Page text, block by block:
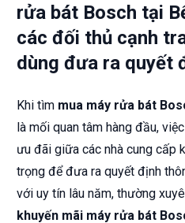
rửa bát Bosch tại
các đối thủ cạnh
dùng đưa ra quyết
Khi tìm mua máy rửa bát
là mối quan tâm hàng đầu,
ưu đãi giữa các nhà cung cấp
trọng để đưa ra quyết định
với uy tín lâu năm, thường
khuyến mãi máy rửa bát